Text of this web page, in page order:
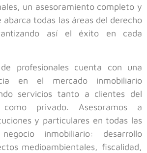
un asesoramiento completo y
abarca todas las áreas del derecho
así el éxito en cada
profesionales cuenta con una
en el mercado inmobiliario
servicios tanto a clientes del
privado. Asesoramos a
y particulares en todas las
inmobiliario: desarrollo
medioambientales, fiscalidad,